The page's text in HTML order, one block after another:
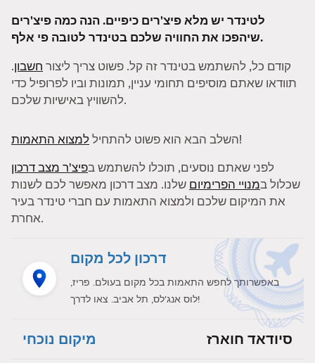
לטינדר יש מלא פיצ'רים כיפיים. הנה כמה פיצ'רים
שיהפכו את החוויה שלכם בטינדר לטובה פי אלף.
קודם כל, להשתמש בטינדר זה קל. פשוט צריך ליצור חשבון.
תוודאו שאתם מוסיפים תחומי עניין, תמונות וביו לפרופיל כדי
להשוויץ באישיות שלכם.
השלב הבא הוא פשוט להתחיללמצוא התאמות
!
לפני שאתם נוסעים, תוכלו להשתמש בפיצ'ר מצב דרכון
שכלול במנויי הפרימיום שלנו. מצב דרכון מאפשר לכם לשנות
את המיקום שלכם ולמצוא התאמות עם חברי טינדר בעיר
אחרת.
דרכון לכל מקום
באפשרותך לחפש התאמות בכל מקום בעולם. פריז,
לוס אנג'לס, תל אביב. צאו לדרך!
מיקום נוכחי סיודאד חוארז